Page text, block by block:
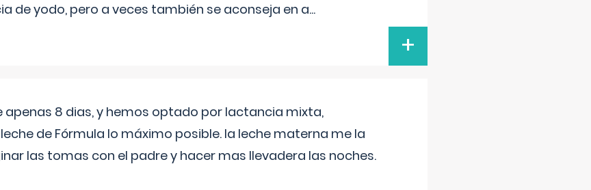
de yodo, pero a veces también se aconseja en a...
+
apenas 8 dias, y hemos optado por lactancia mixta,
de Fórmula lo máximo posible. la leche materna me la
las tomas con el padre y hacer mas llevadera las noches.